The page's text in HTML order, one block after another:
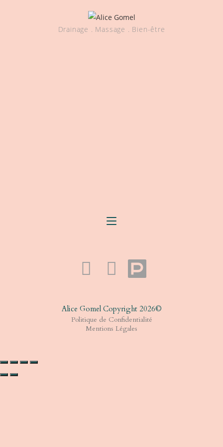
Drainage . Massage . Bien-être
Alice Gomel Copyright 2026©​
Politique de Confidentialité
Mentions Légales